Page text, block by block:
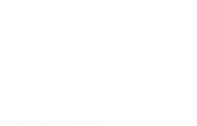
] 메뉴를 클릭해줍니다. 그럼
있는 메뉴들이 나오는데, 왼
해줍니다. [작업 기록..